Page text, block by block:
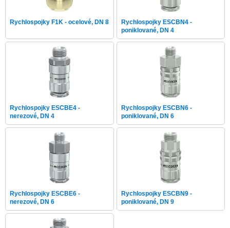
Rychlospojky F1K - ocelové, DN 8
Rychlospojky ESCBN4 -
poniklované, DN 4
Rychlospojky ESCBE4 -
nerezové, DN 4
Rychlospojky ESCBN6 -
poniklované, DN 6
Rychlospojky ESCBE6 -
nerezové, DN 6
Rychlospojky ESCBN9 -
poniklované, DN 9